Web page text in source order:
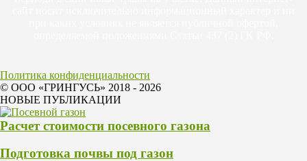
Политика конфиденциальности
© ООО «ГРИНГУСЬ» 2018 - 2026
НОВЫЕ ПУБЛИКАЦИИ
Расчет стоимости посевного газона
Подготовка почвы под газон